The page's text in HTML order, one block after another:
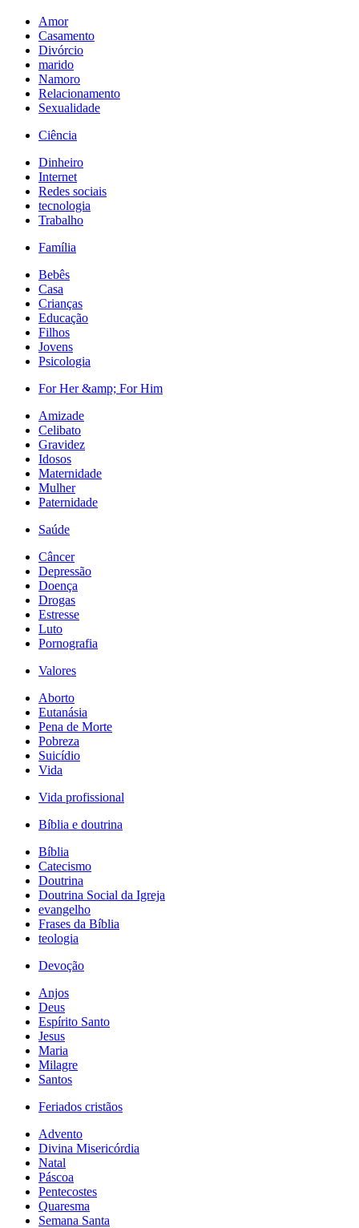
Amor
Casamento
Divórcio
marido
Namoro
Relacionamento
Sexualidade
Ciência
Dinheiro
Internet
Redes sociais
tecnologia
Trabalho
Família
Bebês
Casa
Crianças
Educação
Filhos
Jovens
Psicologia
For Her &amp; For Him
Amizade
Celibato
Gravidez
Idosos
Maternidade
Mulher
Paternidade
Saúde
Câncer
Depressão
Doença
Drogas
Estresse
Luto
Pornografia
Valores
Aborto
Eutanásia
Pena de Morte
Pobreza
Suicídio
Vida
Vida profissional
Bíblia e doutrina
Bíblia
Catecismo
Doutrina
Doutrina Social da Igreja
evangelho
Frases da Bíblia
teologia
Devoção
Anjos
Deus
Espírito Santo
Jesus
Maria
Milagre
Santos
Feriados cristãos
Advento
Divina Misericórdia
Natal
Páscoa
Pentecostes
Quaresma
Semana Santa